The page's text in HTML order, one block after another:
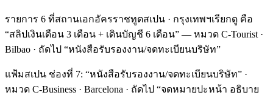
รายการ 6 ที่สถานเอกอัครราชทูตสเปน · กรุงเทพฯเรียกดู คือ
“สลิปเงินเดือน 3 เดือน + เดินบัญชี 6 เดือน” — หมวด C-Tourist ·
Bilbao · ถัดไป “หนังสือรับรองงาน/จดทะเบียนบริษัท”
แฟ้มสเปน ช่องที่ 7: “หนังสือรับรองงาน/จดทะเบียนบริษัท” ·
หมวด C-Business · Barcelona · ถัดไป “จดหมายปะหน้า อธิบาย